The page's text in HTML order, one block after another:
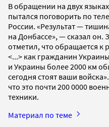
В обращении на двух
пытался поговорить по
России. «Результат —
на Донбассе», — сказал он.
отметил, что обращается к
<...> как гражданин
и Украины более 2000 км
сегодня стоят ваши
что это почти 200 0000
техники.
Материал по теме